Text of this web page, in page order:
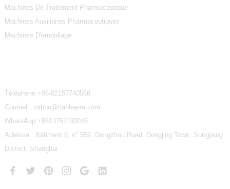
Machines De Traitement Pharmaceutique
Machines Auxiliaires Pharmaceutiques
Machines D'emballage
Téléphone: +86-02157740568
Courriel : cabbo@tianhepm.com
WhatsApp: +8613761130045
Adresse : Bâtiment 6, n° 559, Dongzhou Road, Dongjing Town, Songjiang
District, Shanghai